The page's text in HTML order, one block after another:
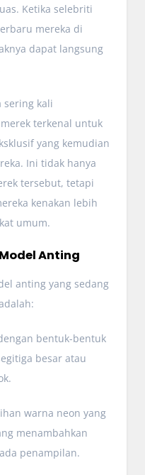
Ketika selebriti
mereka di
dapat langsung
sering kali
terkenal untuk
yang kemudian
Ini tidak hanya
tersebut, tetapi
kenakan lebih
umum.
Anting
anting yang sedang
bentuk-bentuk
besar atau
warna neon yang
menambahkan
penampilan.